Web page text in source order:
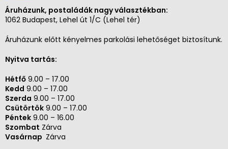
Áruházunk, postaládák nagy választékban:
1062 Budapest, Lehel út 1/C (Lehel tér)
Áruházunk előtt kényelmes parkolási lehetőséget biztosítunk.
Nyitva tartás:
Hétfő 9.00 – 17.00
Kedd 9.00 – 17.00
Szerda 9.00 – 17.00
Csütörtök 9.00 – 17.00
Péntek 9.00 – 16.00
Szombat Zárva
Vasárnap Zárva